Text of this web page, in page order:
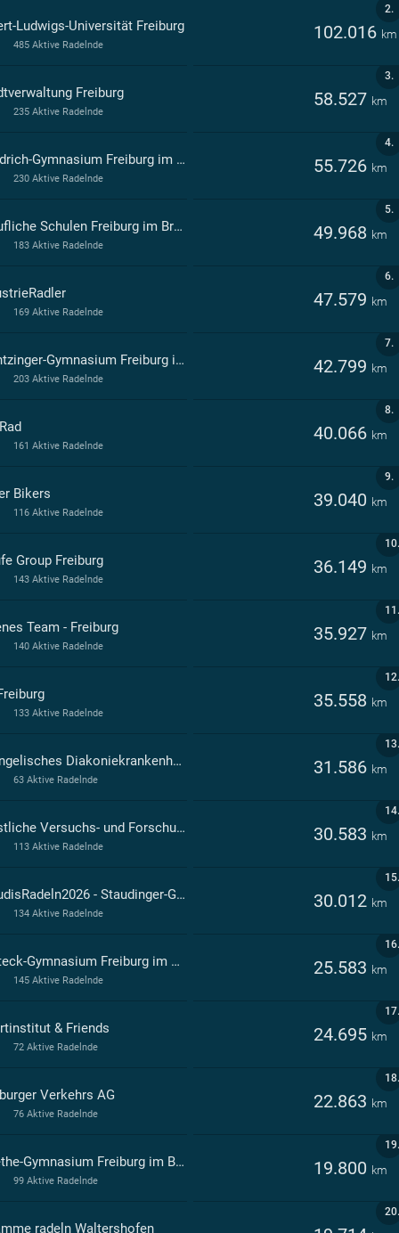
2.
Ludwigs-Universität Freiburg 102.016 km
485 Aktive Radelnde
3.
Freiburg 58.527 km
235 Aktive Radelnde
4.
Friedrich-Gymnasium Freiburg im Breisgau 55.726 km
230 Aktive Radelnde
5.
Berufliche Schulen Freiburg im Breisgau 49.968 km
183 Aktive Radelnde
6.
47.579 km
169 Aktive Radelnde
7.
Wentzinger-Gymnasium Freiburg im Breisgau 42.799 km
203 Aktive Radelnde
8.
40.066 km
161 Aktive Radelnde
9.
Bikers 39.040 km
116 Aktive Radelnde
10.
Group Freiburg 36.149 km
143 Aktive Radelnde
11.
Team - Freiburg 35.927 km
140 Aktive Radelnde
12.
35.558 km
133 Aktive Radelnde
13.
Evangelisches Diakoniekrankenhaus Freiburg 31.586 km
63 Aktive Radelnde
14.
Forstliche Versuchs- und Forschungsanstalt BW 30.583 km
113 Aktive Radelnde
15.
StaudisRadeln2026 - Staudinger-Gesamtschule 30.012 km
134 Aktive Radelnde
16.
Rotteck-Gymnasium Freiburg im Breisgau 25.583 km
145 Aktive Radelnde
17.
& Friends 24.695 km
72 Aktive Radelnde
18.
Verkehrs AG 22.863 km
76 Aktive Radelnde
19.
Goethe-Gymnasium Freiburg im Breisgau 19.800 km
99 Aktive Radelnde
20.
radeln Waltershofen